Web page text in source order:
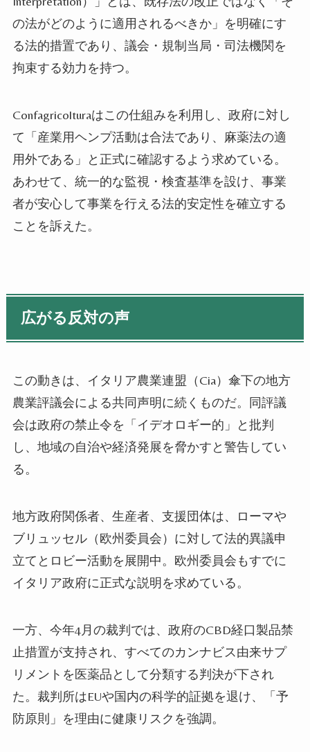
の法がどのように適用されるべきか」を明確にす
る法的措置であり、議会・規制当局・司法機関を
拘束する効力を持つ。
Confagricolturaはこの仕組みを利用し、政府に対し
て「産業用ヘンプ活動は合法であり、麻薬法の適
用外である」と正式に確認するよう求めている。
あわせて、統一的な監視・検査基準を設け、事業
者が安心して事業を行える法的安定性を確立する
ことを訴えた。
広がる反対の声
この動きは、イタリア農業連盟（Cia）傘下の地方
農業評議会による共同声明に続くものだ。同評議
会は政府の禁止令を「イデオロギー的」と批判
し、地域の自治や経済発展を脅かすと警告してい
る。
地方政府関係者、生産者、支援団体は、ローマや
ブリュッセル（欧州委員会）に対して法的異議申
立てとロビー活動を展開中。欧州委員会もすでに
イタリア政府に正式な説明を求めている。
一方、今年4月の裁判では、政府のCBD経口製品禁
止措置が支持され、すべてのカンナビス由来サプ
リメントを医薬品として分類する判決が下され
た。裁判所はEUや国内の科学的証拠を退け、「予
防原則」を理由に健康リスクを強調。